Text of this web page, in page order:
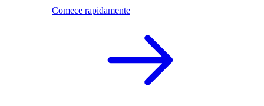
Comece rapidamente